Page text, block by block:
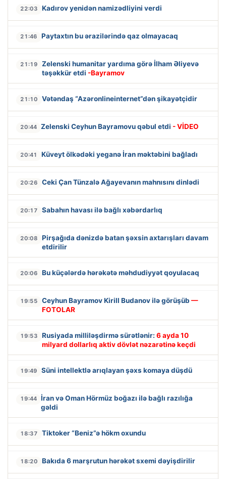
22:03 Kadırov yenidən namizədliyini verdi
21:46 Paytaxtın bu ərazilərində qaz olmayacaq
21:19
Zelenski humanitar yardıma görə İlham Əliyevə
təşəkkür etdi -Bayramov
21:10 Vətəndaş “Azəronlineinternet”dən şikayətçidir
20:44 Zelenski Ceyhun Bayramovu qəbul etdi - VİDEO
20:41 Küveyt ölkədəki yeganə İran məktəbini bağladı
20:26 Ceki Çan Tünzalə Ağayevanın mahnısını dinlədi
20:17 Sabahın havası ilə bağlı xəbərdarlıq
20:08
Pirşağıda dənizdə batan şəxsin axtarışları davam
etdirilir
20:06 Bu küçələrdə hərəkətə məhdudiyyət qoyulacaq
19:55 Ceyhun Bayramov Kirill Budanov ilə görüşüb —
FOTOLAR
19:53 Rusiyada milliləşdirmə sürətlənir: 6 ayda 10
milyard dollarlıq aktiv dövlət nəzarətinə keçdi
19:49 Süni intellektlə arıqlayan şəxs komaya düşdü
19:44 İran və Oman Hörmüz boğazı ilə bağlı razılığa
gəldi
18:37 Tiktoker “Beniz”ə hökm oxundu
18:20 Bakıda 6 marşrutun hərəkət sxemi dəyişdirilir